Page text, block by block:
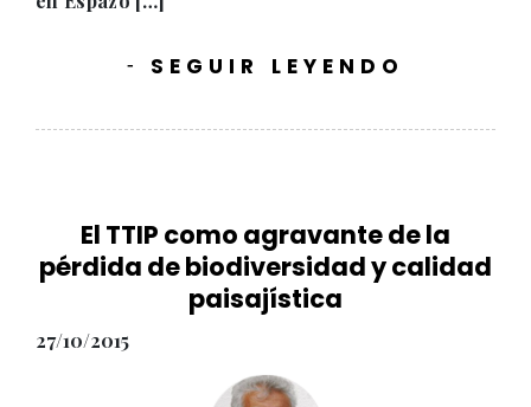
- SEGUIR LEYENDO
El TTIP como agravante de la
pérdida de biodiversidad y calidad
paisajística
27/10/2015